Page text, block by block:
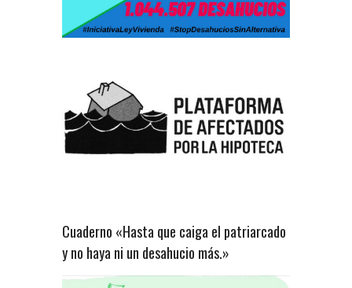
Cuaderno «Hasta que caiga el patriarcado
y no haya ni un desahucio más.»